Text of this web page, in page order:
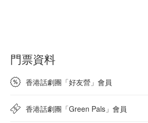
門票資料
香港話劇團「好友營」會員
香港話劇團「Green Pals」會員